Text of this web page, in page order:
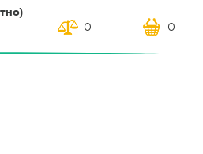
0 0